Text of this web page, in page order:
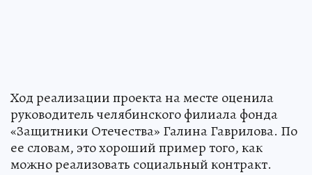
Ход реализации проекта на месте оценила
руководитель челябинского филиала фонда
«Защитники Отечества» Галина Гаврилова. По
ее словам, это хороший пример того, как
можно реализовать социальный контракт.